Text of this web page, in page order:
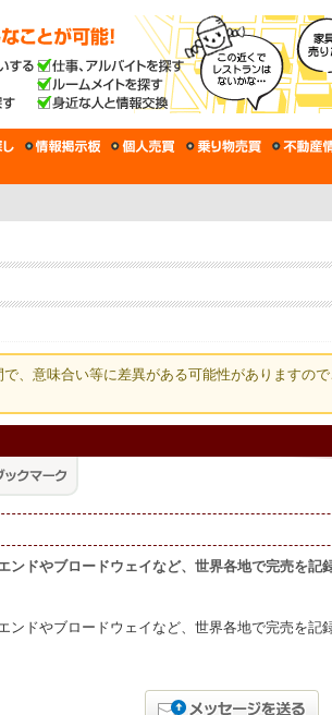
、意味合い等に差異がある可能性がありますので
ンドやブロードウェイなど、世界各地で完売を記
ンドやブロードウェイなど、世界各地で完売を記